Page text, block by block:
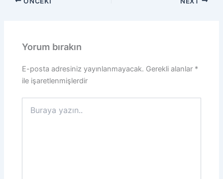
Yorum bırakın
E-posta adresiniz yayınlanmayacak. Gerekli alanlar *
ile işaretlenmişlerdir
yazın..